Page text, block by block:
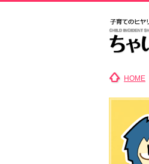
HOME